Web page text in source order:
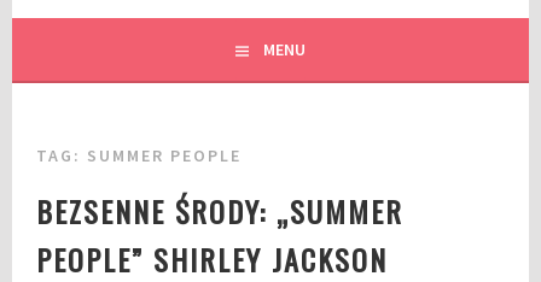
MENU
TAG: SUMMER PEOPLE
BEZSENNE ŚRODY: „SUMMER
PEOPLE” SHIRLEY JACKSON